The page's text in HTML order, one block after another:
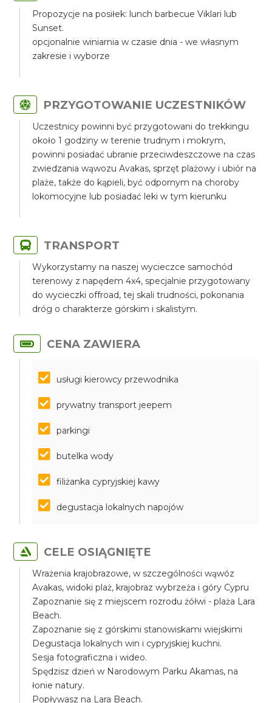
Propozycje na posiłek: lunch barbecue Viklari lub
Sunset.
opcjonalnie winiarnia w czasie dnia - we własnym
zakresie i wyborze
PRZYGOTOWANIE UCZESTNIKÓW
Uczestnicy powinni być przygotowani do trekkingu
około 1 godziny w terenie trudnym i mokrym,
powinni posiadać ubranie przeciwdeszczowe na czas
zwiedzania wąwozu Avakas, sprzęt plażowy i ubiór na
plaże, także do kąpieli, być odpornym na choroby
lokomocyjne lub posiadać leki w tym kierunku
TRANSPORT
Wykorzystamy na naszej wycieczce samochód
terenowy z napędem 4x4, specjalnie przygotowany
do wycieczki offroad, tej skali trudności, pokonania
dróg o charakterze górskim i skalistym.
CENA ZAWIERA
usługi kierowcy przewodnika
prywatny transport jeepem
parkingi
butelka wody
filiżanka cypryjskiej kawy
degustacja lokalnych napojów
CELE OSIĄGNIĘTE
Wrażenia krajobrazowe, w szczególności wąwóz
Avakas, widoki plaż, krajobraz wybrzeża i góry Cypru
Zapoznanie się z miejscem rozrodu żółwi - plaża Lara
Beach.
Zapoznanie się z górskimi stanowiskami wiejskimi
Degustacja lokalnych win i cypryjskiej kuchni.
Sesja fotograficzna i wideo.
Spędzisz dzień w Narodowym Parku Akamas, na
łonie natury.
Popływasz na Lara Beach.